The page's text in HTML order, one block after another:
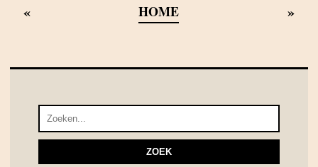
« HOME »